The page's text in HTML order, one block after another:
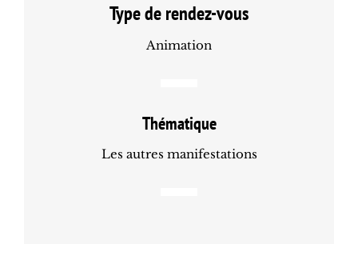
Type de rendez-vous
Animation
Thématique
Les autres manifestations